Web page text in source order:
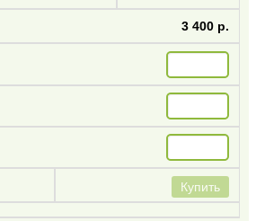
3 400 р.
Купить